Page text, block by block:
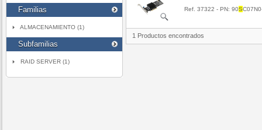
Familias
ALMACENAMIENTO (1)
Subfamilias
RAID SERVER (1)
Ref. 37322 - PN: 90S
1 Productos encontrados